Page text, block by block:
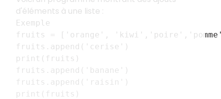
d'éléments à une liste :
Exemple
fruits = ['orange',
fruits.append('cerise')
print(fruits)
fruits.append('banane')
fruits.append('raisin')
print(fruits)